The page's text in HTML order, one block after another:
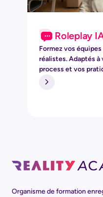
Roleplay
Formez vos
réalistes. Adaptés à
process et vos
Organisme de formation